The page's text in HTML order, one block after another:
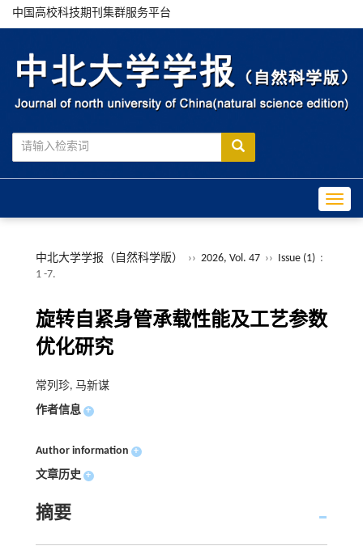
中国高校科技期刊集群服务平台
中北大学学报（自然科学版） ›› 2026, Vol. 47 ›› Issue (1) :
1 -7.
旋转自紧身管承载性能及工艺参数
优化研究
常列珍, 马新谋
作者信息 +
Author information +
文章历史 +
摘要